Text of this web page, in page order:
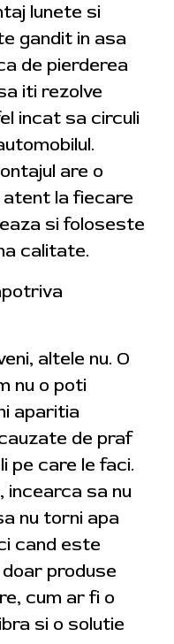
lunete si
gandit in asa
de pierderea
iti rezolve
incat sa circuli
are o
la fiecare
si foloseste
calitate.
altele nu. O
nu o poti
aparitia
de praf
pe care le faci.
incearca sa nu
nu torni apa
cand este
produse
cum ar fi o
si o solutie